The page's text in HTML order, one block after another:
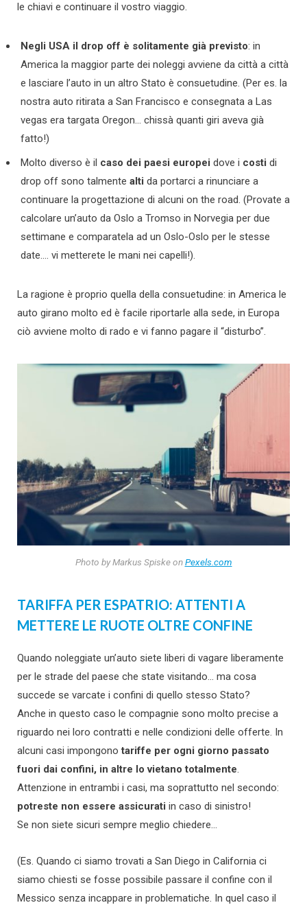
le chiavi e continuare il vostro viaggio.
Negli USA il drop off è solitamente già previsto: in
America la maggior parte dei noleggi avviene da città a città
e lasciare l’auto in un altro Stato è consuetudine. (Per es. la
nostra auto ritirata a San Francisco e consegnata a Las
vegas era targata Oregon… chissà quanti giri aveva già
fatto!)
Molto diverso è il caso dei paesi europei dove i costi di
drop off sono talmente alti da portarci a rinunciare a
continuare la progettazione di alcuni on the road. (Provate a
calcolare un’auto da Oslo a Tromso in Norvegia per due
settimane e comparatela ad un Oslo-Oslo per le stesse
date…. vi metterete le mani nei capelli!).
La ragione è proprio quella della consuetudine: in America le
auto girano molto ed è facile riportarle alla sede, in Europa
ciò avviene molto di rado e vi fanno pagare il “disturbo”.
Photo by Markus Spiske onPexels.com
TARIFFA PER ESPATRIO: ATTENTI A
METTERE LE RUOTE OLTRE CONFINE
Quando noleggiate un’auto siete liberi di vagare liberamente
per le strade del paese che state visitando… ma cosa
succede se varcate i confini di quello stesso Stato?
Anche in questo caso le compagnie sono molto precise a
riguardo nei loro contratti e nelle condizioni delle offerte. In
alcuni casi impongonotariffe per ogni giorno passato
fuori dai confini, in altre lo vietano totalmente.
Attenzione in entrambi i casi, ma soprattutto nel secondo:
potreste non essere assicurati in caso di sinistro!
Se non siete sicuri sempre meglio chiedere…
(Es. Quando ci siamo trovati a San Diego in California ci
siamo chiesti se fosse possibile passare il confine con il
Messico senza incappare in problematiche. In quel caso il